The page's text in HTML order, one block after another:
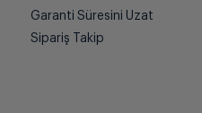
Garanti Süresini Uzat
Sipariş Takip